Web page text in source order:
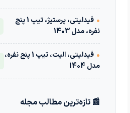
•
فیدلیتی، پرستیژ، تیپ 1 پنج
نفره، مدل 1403
•
فیدلیتی، الیت، تیپ 1 پنج نفره،
مدل 1404
📰 تازه‌ترین مطالب مجله